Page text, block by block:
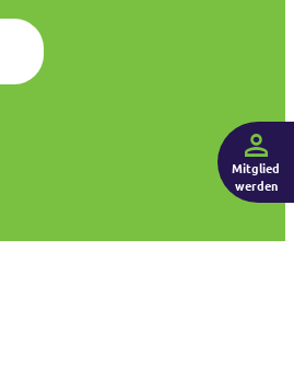
Mitglied
werden